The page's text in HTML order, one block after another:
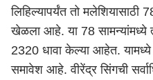
लिहिल्यापर्यंत तो मलेशियासाठी
खेळला आहे. या 78 सामन्यांमध्ये
2320 धावा केल्या आहेत.
समावेश आहे. वीरेंद्र सिंगची